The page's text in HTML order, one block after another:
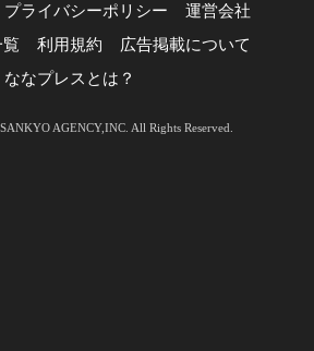
プライバシーポリシー
運営会社
覧
利用規約
広告掲載について
ななプレスとは？
AGENCY,INC. All Rights Reserved.